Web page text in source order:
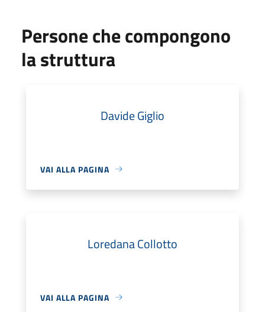
Persone che compongono
la struttura
Davide Giglio
VAI ALLA PAGINA
Loredana Collotto
VAI ALLA PAGINA